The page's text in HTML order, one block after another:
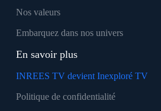
Nos valeurs
Embarquez dans nos univers
En savoir plus
INREES TV devient Inexploré TV
Politique de confidentialité